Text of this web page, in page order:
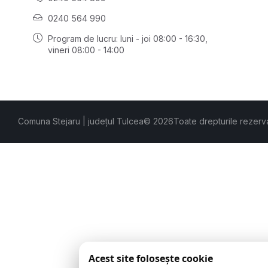
0240 564 990
Program de lucru: luni - joi 08:00 - 16:30,
vineri 08:00 - 14:00
Comuna Stejaru | județul Tulcea© 2026Toate drepturile
Acest site folosește cookie